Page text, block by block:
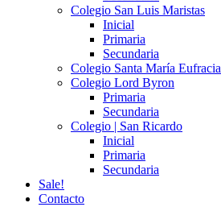
Colegio San Luis Maristas
Inicial
Primaria
Secundaria
Colegio Santa María Eufracia
Colegio Lord Byron
Primaria
Secundaria
Colegio | San Ricardo
Inicial
Primaria
Secundaria
Sale!
Contacto